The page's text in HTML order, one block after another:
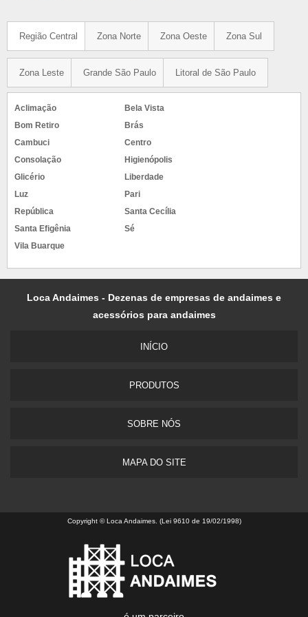
Região Central Zona Norte Zona Oeste Zona Sul
Zona Leste Grande São Paulo Litoral de São Paulo
Aclimação
Bela Vista
Bom Retiro
Brás
Cambuci
Centro
Consolação
Higienópolis
Glicério
Liberdade
Luz
Pari
República
Santa Cecília
Santa Efigênia
Sé
Vila Buarque
Loca Andaimes - Dezenas de empresas de andaimes e
acessórios para andaimes
INÍCIO
PRODUTOS
SOBRE NÓS
MAPA DO SITE
Copyright © Loca Andaimes. (Lei 9610 de 19/02/1998)